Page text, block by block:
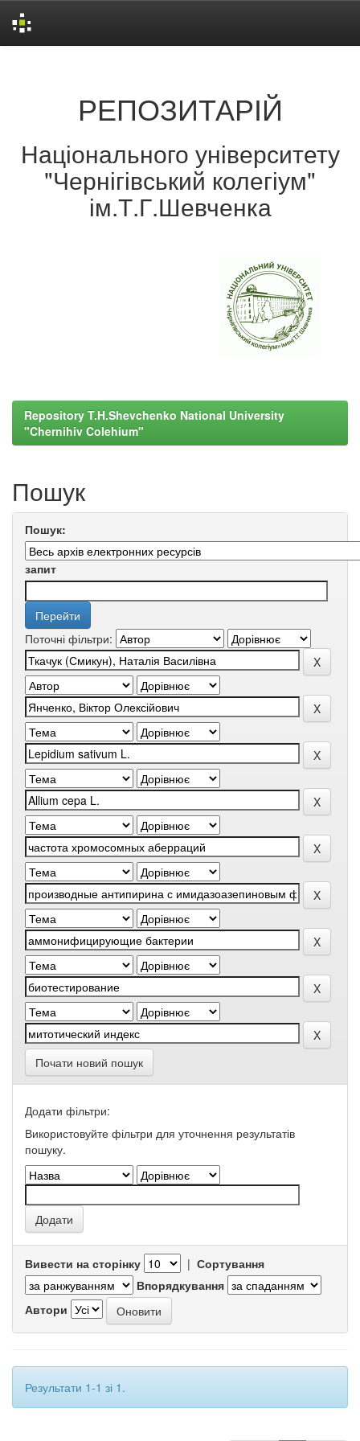
РЕПОЗИТАРІЙ
Національного університету
"Чернігівський колегіум"
ім.Т.Г.Шевченка
Repository T.H.Shevchenko National University
"Chernihiv Colehium"
Пошук
Пошук:
запит
Поточні фільтри:
Почати новий пошук
Додати фільтри:
Використовуйте фільтри для уточнення результатів
пошуку.
Вивести на сторінку | Сортування
Впорядкування
Автори
Результати 1-1 зі 1.